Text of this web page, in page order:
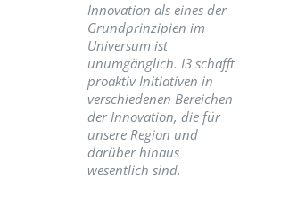
Innovation als eines der
Grundprinzipien im
Universum ist
unumgänglich. I3 schafft
proaktiv Initiativen in
verschiedenen Bereichen
der Innovation, die für
unsere Region und
darüber hinaus
wesentlich sind.